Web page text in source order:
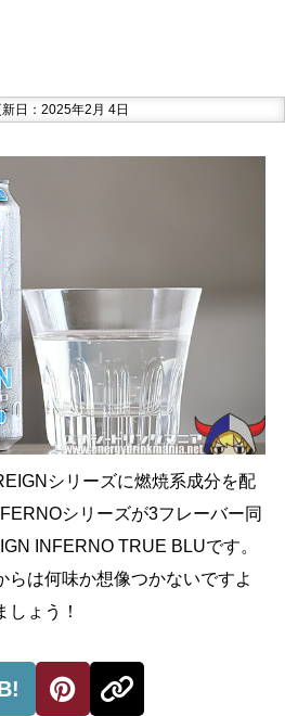
日：2025年2月 4日
シリーズに燃焼系成分を配
シリーズが3フレーバー同
INFERNO TRUE BLUです。
らは何味か想像つかないですよ
しょう！